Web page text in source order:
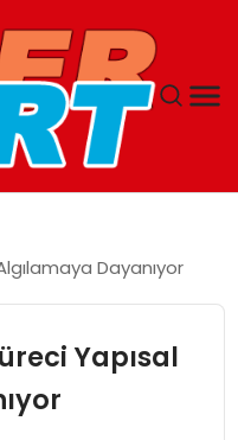
Dayanıyor
Yapısal